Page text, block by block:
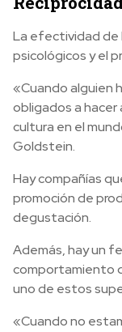
La efectividad de
psicológicos y el
«Cuando alguien
obligados a hacer
cultura en el
Goldstein.
Hay compañías
promoción de
degustación.
Además, hay un
comportamiento
uno de estos
«Cuando no